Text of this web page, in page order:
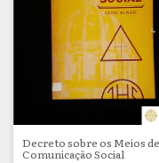
Decreto sobre os Meios de
Comunicação Social